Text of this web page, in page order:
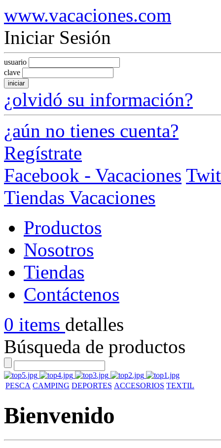
www.vacaciones.com
Iniciar Sesión
usuario
clave
iniciar
¿olvidó su información?
¿aún no tienes cuenta?
Regístrate
Facebook - Vacaciones
Tiendas Vacaciones
Productos
Nosotros
Tiendas
Contáctenos
0 items detalles
Búsqueda de productos
PESCA CAMPING DEPORTES ACCESORIOS TEXTIL
Bienvenido